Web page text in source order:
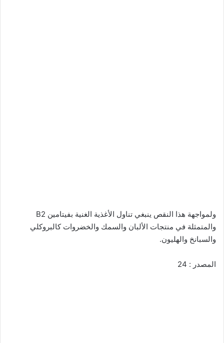
ولمواجهة هذا النقص ينبغي تناول الأغذية الغنية بفيتامين B2
والمتمثلة في منتجات الألبان والسمك والخضروات كالبروكلي
والسبانخ والهليون.
المصدر : 24